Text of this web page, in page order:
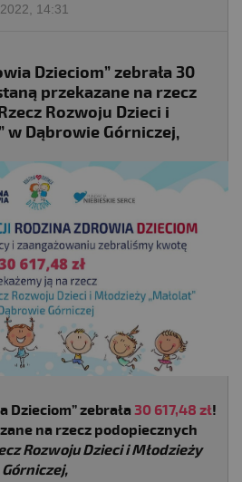
14:31
Dzieciom” zebrała 30
przekazane na rzecz
Rozwoju Dzieci i
w Dąbrowie Górniczej,
Dzieciom” zebrała 30 617,48 zł!
na rzecz podopiecznych
Rozwoju Dzieci i Młodzieży